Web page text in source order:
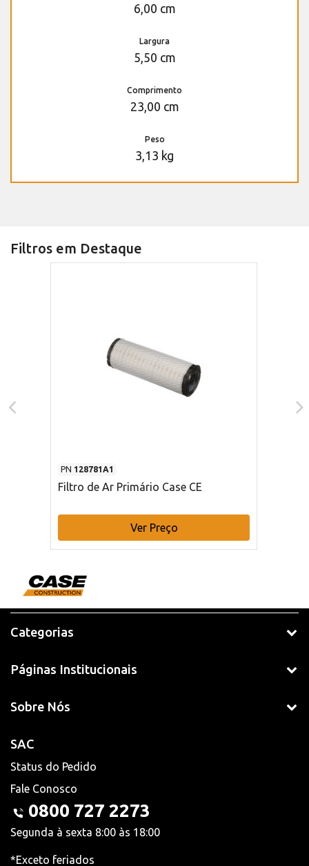
6,00 cm
Largura
5,50 cm
Comprimento
23,00 cm
Peso
3,13 kg
Filtros em Destaque
PN 128781A1
Filtro de Ar Primário Case CE
Ver Preço
Categorias
Páginas Institucionais
Sobre Nós
SAC
Status do Pedido
Fale Conosco
0800 727 2273
Segunda à sexta 8:00 às 18:00
*Exceto feriados